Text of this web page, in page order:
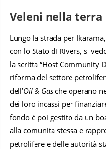
Veleni nella terra
Lungo la strada per
con lo Stato di Rivers, si
la scritta “Host Community
riforma del settore
dell’Oil & Gas che operano
dei loro incassi per
fondo è poi gestito da un
alla comunità stessa e
petrolifere e delle autorità